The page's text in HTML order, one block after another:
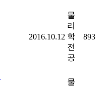
2016.10.12
물
리
학
전
공
893
물